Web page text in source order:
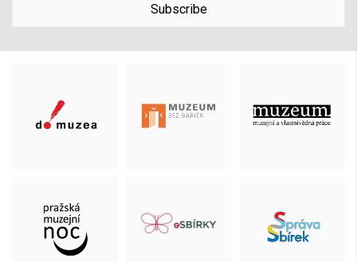
Subscribe